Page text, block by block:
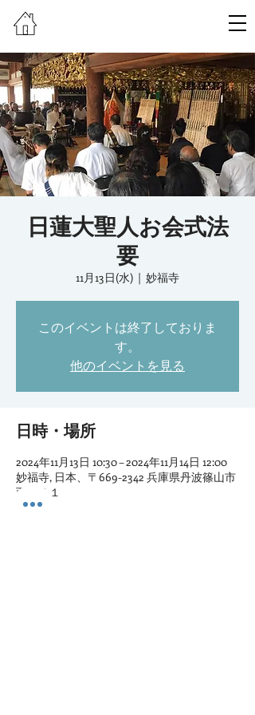
日蓮大聖人お会式法
要
11月13日(水)
  |
妙福寺
このイベントは終了しておりま
す。
他のイベントを見る
日時・場所
2024年11月13日 10:30 – 2024年11月14日 12:00
妙福寺, 日本、〒669-2342 兵庫県丹波篠山市
西町４１